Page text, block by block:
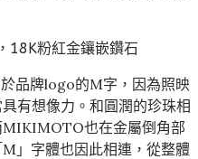
18K粉紅金鑲嵌鑽石
品牌logo的M字，因為照映
有想像力。和圓潤的珍珠相
MIKIMOTO也在金屬倒角部
」字體也因此相連，從整體